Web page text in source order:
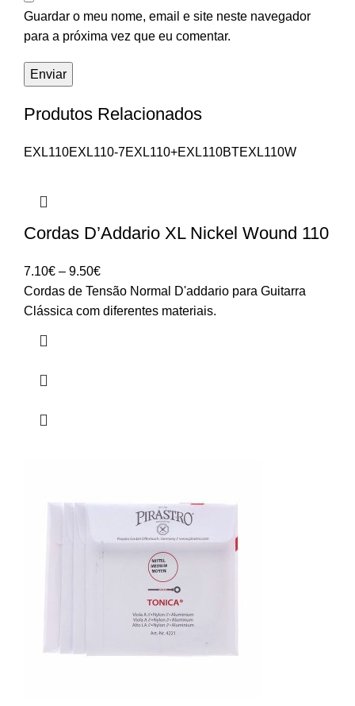
Guardar o meu nome, email e site neste navegador
para a próxima vez que eu comentar.
Produtos Relacionados
EXL110EXL110-7EXL110+EXL110BTEXL110W
Cordas D’Addario XL Nickel Wound 110
7.10€ – 9.50€Price
range:
7.10€
Cordas de Tensão Normal D'addario para Guitarra
Clássica com diferentes materiais.